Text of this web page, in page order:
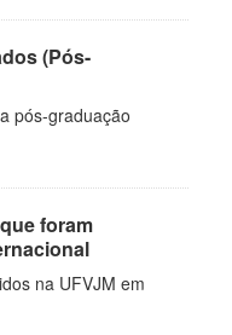
(Pós-
pós-graduação
foram
na UFVJM em